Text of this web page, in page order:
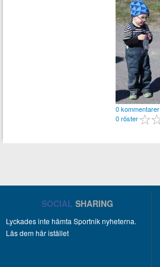
0 kommentarer
0 röster
SOCIAL SHARING
Lyckades inte hämta Sportnik nyheterna.
Läs dem här istället